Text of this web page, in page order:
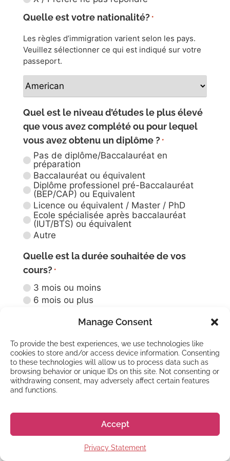
Manage Consent
To provide the best experiences, we use technologies like
cookies to store and/or access device information. Consenting
to these technologies will allow us to process data such as
browsing behavior or unique IDs on this site. Not consenting or
withdrawing consent, may adversely affect certain features
and functions.
Accept
Privacy Statement
3 mois
12 mois ¥839 000
18 mois ¥1 223 500
24 mois ¥1 608 000
Description de l'année
scolaire
Contactez-nous pour vous inscrire
Renforcez votre confiance avec les bases. Vous
Quelle est votre nationalité? *
Les règles d’immigration varient selon les pays.
Veuillez sélectionner ce qui est indiqué sur votre
passeport.
Quel est le niveau d’études le plus élevé
que vous avez complété ou pour lequel
vous avez obtenu un diplôme ? *
Pas de diplôme/Baccalauréat en
préparation
Baccalauréat ou équivalent
Diplôme professionel pré-Baccalauréat
(BEP/CAP) ou Equivalent
Licence ou équivalent / Master / PhD
Ecole spécialisée après baccalauréat
(IUT/BTS) ou équivalent
Autre
Quelle est la durée souhaitée de vos
cours? *
3 mois ou moins
6 mois ou plus
Pas encore décidé
Quand souhaitez-vous commencer vos
cours ? *
Dès que possible
L'année prochaine
Dans plus d'un an
Pas encore décidé